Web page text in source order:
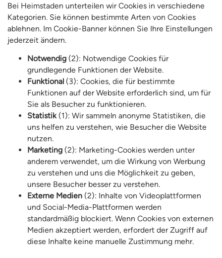
Bei Heimstaden unterteilen wir Cookies in verschiedene
Kategorien. Sie können bestimmte Arten von Cookies
ablehnen. Im Cookie-Banner können Sie Ihre Einstellungen
jederzeit ändern.
Notwendig (2): Notwendige Cookies für
grundlegende Funktionen der Website.
Funktional (3): Cookies, die für bestimmte
Funktionen auf der Website erforderlich sind, um für
Sie als Besucher zu funktionieren.
Statistik (1): Wir sammeln anonyme Statistiken, die
uns helfen zu verstehen, wie Besucher die Website
nutzen.
Marketing (2): Marketing-Cookies werden unter
anderem verwendet, um die Wirkung von Werbung
zu verstehen und uns die Möglichkeit zu geben,
unsere Besucher besser zu verstehen.
Externe Medien (2): Inhalte von Videoplattformen
und Social-Media-Plattformen werden
standardmäßig blockiert. Wenn Cookies von externen
Medien akzeptiert werden, erfordert der Zugriff auf
diese Inhalte keine manuelle Zustimmung mehr.